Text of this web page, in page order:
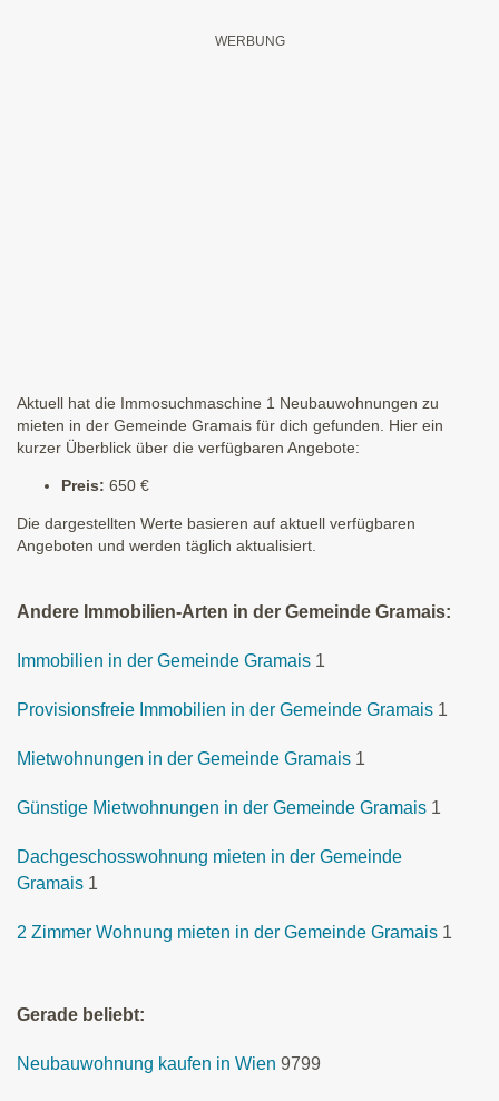
Aktuell hat die Immosuchmaschine 1 Neubauwohnungen zu
mieten in der Gemeinde Gramais für dich gefunden. Hier ein
kurzer Überblick über die verfügbaren Angebote:
Preis: 650 €
Die dargestellten Werte basieren auf aktuell verfügbaren
Angeboten und werden täglich aktualisiert.
Andere Immobilien-Arten in der Gemeinde Gramais:
Immobilien in der Gemeinde Gramais 1
Provisionsfreie Immobilien in der Gemeinde Gramais 1
Mietwohnungen in der Gemeinde Gramais 1
Günstige Mietwohnungen in der Gemeinde Gramais 1
Dachgeschosswohnung mieten in der Gemeinde
Gramais 1
2 Zimmer Wohnung mieten in der Gemeinde Gramais 1
Gerade beliebt:
Neubauwohnung kaufen in Wien 9799